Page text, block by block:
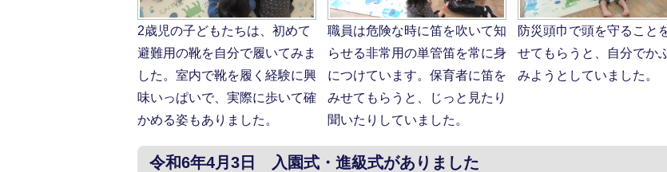
2歳児の子どもたちは、初めて
避難用の靴を自分で履いてみま
した。室内で靴を履く経験に興
味いっぱいで、実際に歩いて確
かめる姿もありました。
職員は危険な時に笛を吹いて知
らせる非常用の単管笛を常に身
につけています。保育者に笛を
みせてもらうと、じっと見たり
聞いたりしていました。
防災頭巾で頭を守ること
せてもらうと、自分でか
みようとしていました。
令和6年4月3日 入園式・進級式がありました